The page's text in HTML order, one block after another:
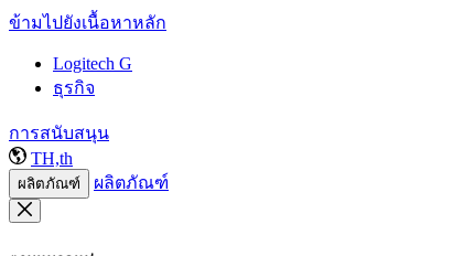
ข้ามไปยังเนื้อหาหลัก
Logitech G
ธุรกิจ
การสนับสนุน
TH,th
ผลิตภัณฑ์ ผลิตภัณฑ์